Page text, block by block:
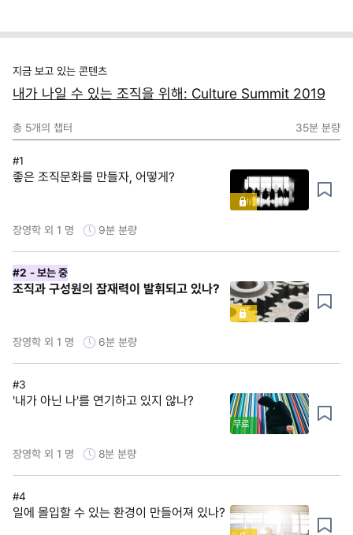
지금 보고 있는 콘텐츠
내가 나일 수 있는 조직을 위해: Culture Summit 2019
총 5개의 챕터 35분 분량
#1
좋은 조직문화를 만들자, 어떻게?
장영학 외 1 명 9분 분량
#2 - 보는 중
조직과 구성원의 잠재력이 발휘되고 있나?
장영학 외 1 명 6분 분량
#3
'내가 아닌 나'를 연기하고 있지 않나?
무료
장영학 외 1 명 8분 분량
#4
일에 몰입할 수 있는 환경이 만들어져 있나?